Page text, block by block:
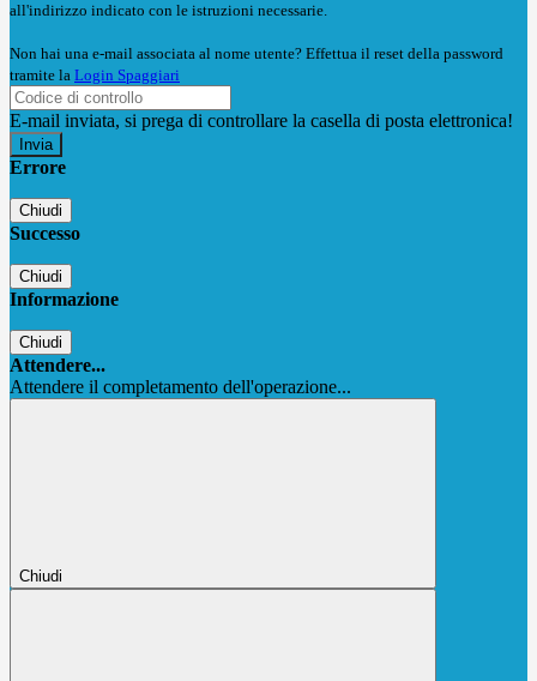
all'indirizzo indicato con le istruzioni necessarie.
Non hai una e-mail associata al nome utente? Effettua il reset della password
tramite la Login Spaggiari
E-mail inviata, si prega di controllare la casella di posta elettronica!
Errore
Chiudi
Successo
Chiudi
Informazione
Chiudi
Attendere...
Attendere il completamento dell'operazione...
Chiudi